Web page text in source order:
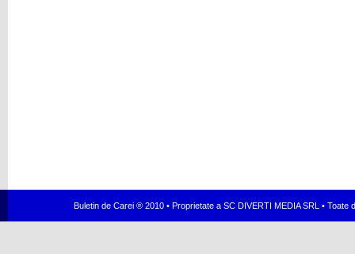
Buletin de Carei ® 2010 • Proprietate a SC DIVERTI MEDIA SRL •